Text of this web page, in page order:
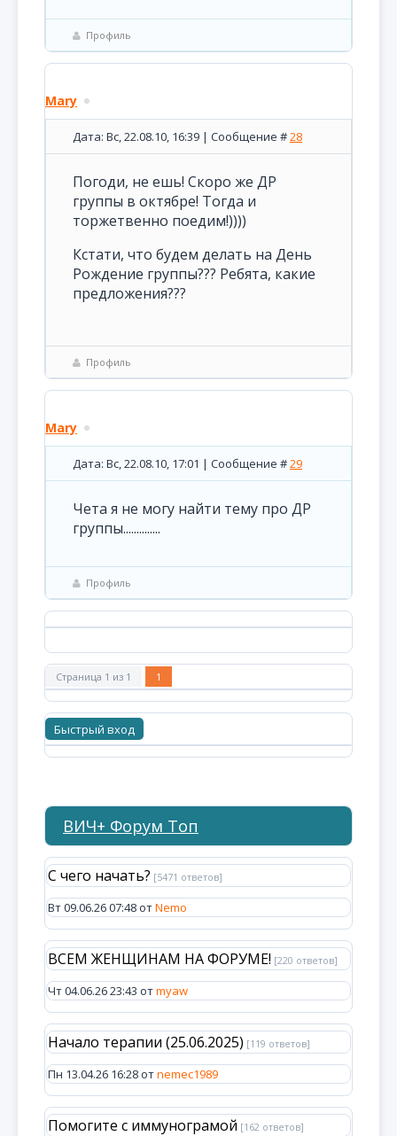
Профиль
Mary
Дата: Вс, 22.08.10, 16:39 | Сообщение #28
Погоди, не ешь! Скоро же ДР
группы в октябре! Тогда и
торжетвенно поедим!))))
Кстати, что будем делать на День
Рождение группы??? Ребята, какие
предложения???
Профиль
Mary
Дата: Вс, 22.08.10, 17:01 | Сообщение #29
Чета я не могу найти тему про ДР
группы..............
Профиль
Страница 1 из 1 1
ВИЧ+ Форум Топ
С чего начать? [5471 ответов]
Вт 09.06.26 07:48 отNemo
ВСЕМ ЖЕНЩИНАМ НА ФОРУМЕ! [220 ответов]
Чт 04.06.26 23:43 отmyaw
Начало терапии (25.06.2025) [119 ответов]
Пн 13.04.26 16:28 отnemec1989
Помогите с иммунограмой [162 ответов]